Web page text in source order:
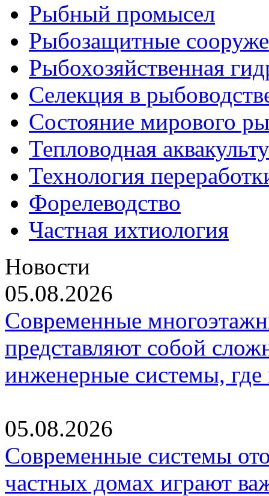
Рыбный промысел
Рыбозащитные
Рыбохозяйственная
Селекция в
Состояние мирового
Тепловодная
Технология
Форелеводство
Частная ихтиология
Новости
05.08.2026
Современные
представляют собой
инженерные системы,
05.08.2026
Современные системы
частных домах играют